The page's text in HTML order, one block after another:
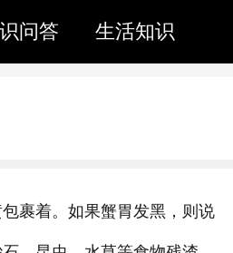
问答 生活知识
裹着。如果蟹胃发黑，则说